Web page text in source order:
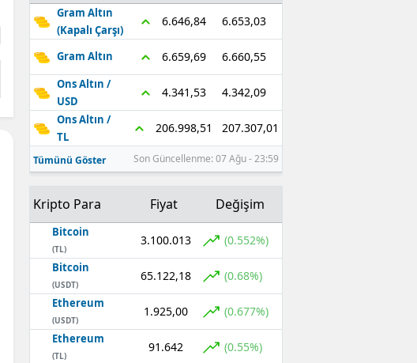
Gram Altın
(Kapalı Çarşı)
6.646,84 6.653,03
Gram Altın 6.659,69 6.660,55
Ons Altın /
USD
4.341,53 4.342,09
Ons Altın /
TL
206.998,51 207.307,01
Tümünü Göster Son Güncellenme: 07 Ağu - 23:59
Kripto Para Fiyat Değişim
Bitcoin
(TL)
3.100.013 (0.552%)
Bitcoin
(USDT)
65.122,18 (0.68%)
Ethereum
(USDT)
1.925,00 (0.677%)
Ethereum
(TL)
91.642 (0.55%)